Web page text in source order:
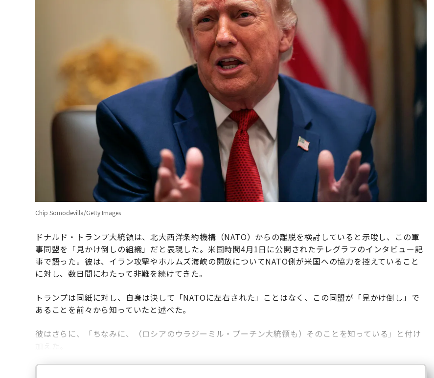
Chip Somodevilla/Getty Images
ドナルド・トランプ大統領は、北大西洋条約機構（NATO）からの離脱を検討していると示唆し、この軍
事同盟を「見かけ倒しの組織」だと表現した。米国時間4月1日に公開されたテレグラフのインタビュー記
事で語った。彼は、イラン攻撃やホルムズ海峡の開放についてNATO側が米国への協力を控えていること
に対し、数日間にわたって非難を続けてきた。
トランプは同紙に対し、自身は決して「NATOに左右された」ことはなく、この同盟が「見かけ倒し」で
あることを前々から知っていたと述べた。
彼はさらに、「ちなみに、（ロシアのウラジーミル・プーチン大統領も）そのことを知っている」と付け